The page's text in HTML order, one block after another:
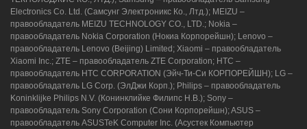
Electronics Co. Ltd. (Самсунг Электроникс Ко., Лтд.); MEIZU –
правообладатель MEIZU TECHNOLOGY CO., LTD.; Nokia –
правообладатель Nokia Corporation (Нокиа Корпорейшн); Lenovo –
правообладатель Lenovo (Beijing) Limited; Xiaomi – правообладатель
Xiaomi Inc.; ZTE – правообладатель ZTE Corporation; HTC –
правообладатель HTC CORPORATION (Эйч-Ти-Си КОРПОРЕЙШН); LG –
правообладатель LG Corp. (ЭлДжи Корп.); Philips – правообладатель
Koninklijke Philips N.V. (Конинклийке Филипс Н.В.); Sony –
правообладатель Sony Corporation (Сони Корпорейшн); ASUS –
правообладатель ASUSTeK Computer Inc. (Асустек Компьютер